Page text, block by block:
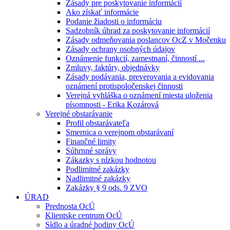
Zásady pre poskytovanie informácií
Ako získať informácie
Podanie žiadosti o informáciu
Sadzobník úhrad za poskytovanie informácií
Zásady odmeňovania poslancov OcZ v Močenku
Zásady ochrany osobných údajov
Oznámenie funkcií, zamestnaní, činností ...
Zmluvy, faktúry, objednávky
Zásady podávania, preverovania a evidovania
oznámení protispoločenskej činnosti
Verejná vyhláška o oznámení miesta uloženia
písomnosti - Erika Kozárová
Verejné obstarávanie
Profil obstarávateľa
Smernica o verejnom obstarávaní
Finančné limity
Súhrnné správy
Zákazky s nízkou hodnotou
Podlimitné zakázky
Nadlimitné zakázky
Zakázky § 9 ods. 9 ZVO
ÚRAD
Prednosta OcÚ
Klientske centrum OcÚ
Sídlo a úradné hodiny OcÚ